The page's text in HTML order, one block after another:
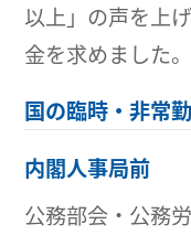
以上」の声を上
金を求めました。
国の臨時・非常
内閣人事局前
公務部会・公務